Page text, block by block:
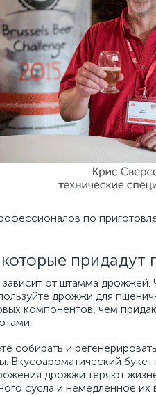
по
придадут
зависит от штамма
дрожжи для
компонентов, чем
собирать и
Вкусоароматический
дрожжи теряют
сусла и немедленное их